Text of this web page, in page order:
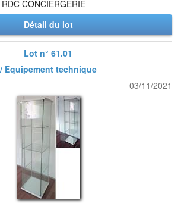
CONCIERGERIE
Détail du lot
Lot n° 61.01
Equipement technique
03/11/2021